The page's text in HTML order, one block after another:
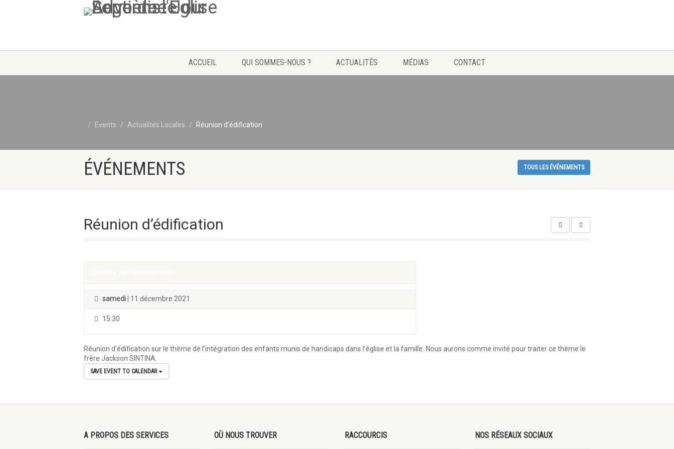
ACCUEIL QUI SOMMES-NOUS ? ACTUALITÉS MÉDIAS CONTACT
Events Actualités Locales Réunion d’édification
ÉVÉNEMENTS TOUS LES ÉVÉNEMENTS
Réunion d’édification
samedi | 11 décembre 2021
15:30
Réunion d’édification sur le thème de l’intégration des enfants munis de handicaps dans l’église et la famille. Nous aurons comme invité pour traiter ce thème le
frère Jackson SINTINA.
SAVE EVENT TO CALENDAR
A PROPOS DES SERVICES OÙ NOUS TROUVER RACCOURCIS NOS RÉSEAUX SOCIAUX